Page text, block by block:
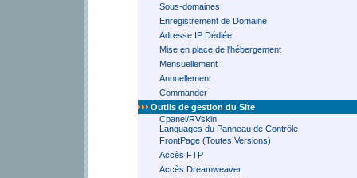
Sous-domaines
Enregistrement de Domaine
Adresse IP Dédiée
Mise en place de l'hébergement
Mensuellement
Annuellement
Commander
Outils de gestion du Site
Cpanel/RVskin
Languages du Panneau de Contrôle
FrontPage (Toutes Versions)
Accès FTP
Accès Dreamweaver